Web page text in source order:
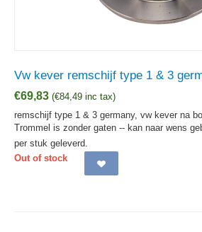
Vw kever remschijf type 1 & 3
€69,83 (€84,49 inc tax)
remschijf type 1 & 3 germany, vw kever na
Trommel is zonder gaten -- kan naar wens
per stuk geleverd.
Out of stock